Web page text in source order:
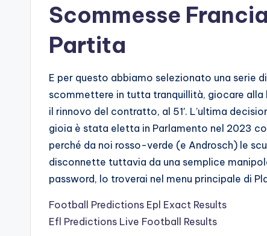
Scommesse
Partita
E per questo abbiamo selezionato una serie
scommettere in tutta tranquillità, giocare
il rinnovo del contratto, al 51′. L’ultima
gioia è stata eletta in Parlamento nel 2023
perché da noi rosso-verde (e Androsch) le
disconnette tuttavia da una semplice
password, lo troverai nel menu principale di
Football Predictions Epl Exact Results
Efl Predictions Live Football Results